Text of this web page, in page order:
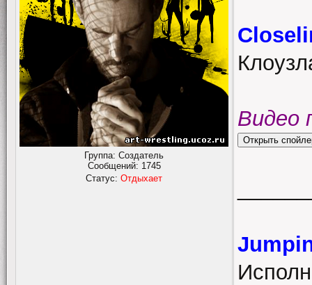
Группа: Создатель
Сообщений: 1745
Статус: Отдыхает
Видео